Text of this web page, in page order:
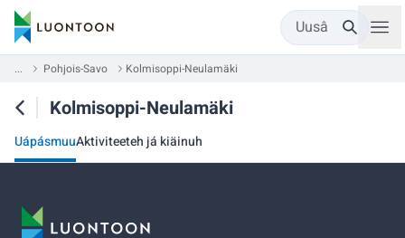
Uusâ
... Pohjois-Savo Kolmisoppi-Neulamäki
Kolmisoppi-Neulamäki
UápásmuuAktiviteeteh já kiäinuh